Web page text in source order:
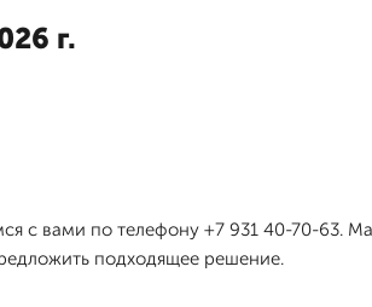
г.
с вами по телефону +7 931 40-70-63.
подходящее решение.